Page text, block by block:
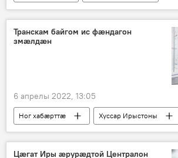
Транскам байгом ис фӕндагон
змӕлдӕн
6 апрелы 2022, 13:05
Ног хабӕрттӕ Хуссар Ирыстоны
Цӕгат Иры ӕрурӕдтой Централон